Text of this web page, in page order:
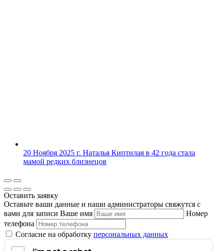
20 Ноября 2025 г. Наталья Киптилая в 42 года стала
мамой редких близнецов
Оставить заявку
Оставьте ваши данные и наши администраторы свяжутся с
вами для записи Ваше имя
Номер
телефона
Согласие на обработку персональных данных